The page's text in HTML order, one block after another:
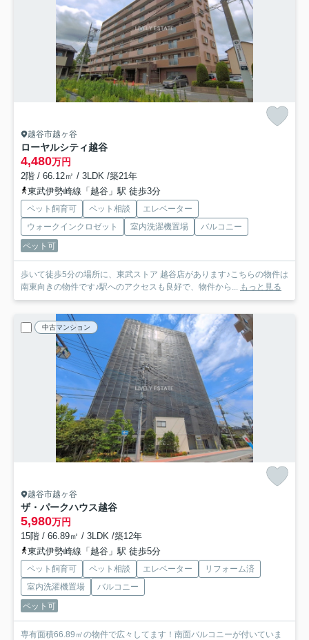
越谷市越ヶ谷
ローヤルシティ越谷
4,480万円
2階 / 66.12㎡ / 3LDK /築21年
東武伊勢崎線「越谷」駅 徒歩3分
ペット飼育可 ペット相談
エレベーター
ウォークインクロゼット
室内洗濯機置場
バルコニー
ペット可
歩いて徒歩5分の場所に、東武ストア 越谷店があります♪こちらの物件は
南東向きの物件です♪駅へのアクセスも良好で、物件から...
もっと見る
中古マンション
越谷市越ヶ谷
ザ・パークハウス越谷
5,980万円
15階 / 66.89㎡ / 3LDK /築12年
東武伊勢崎線「越谷」駅 徒歩5分
ペット飼育可 ペット相談 エレベーター
リフォーム済
室内洗濯機置場
バルコニー
ペット可
専有面積66.89㎡の物件で広々してます！南面バルコニーが付いていま